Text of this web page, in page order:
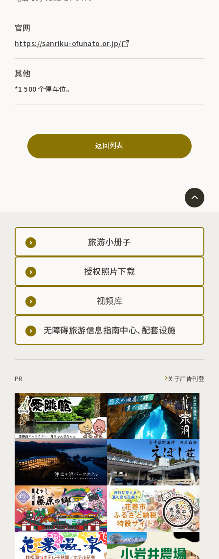
官网
https://sanriku-ofunato.or.jp/
其他
*1 500 个停车位。
返回列表
旅游小册子
授权照片下载
视频库
无障碍旅游信息指南中心、配套设施
PR 关于广告刊登